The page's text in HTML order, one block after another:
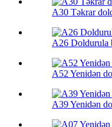
A30 Təkrar
A26 Doldurula
A52 Yenidən
A39 Yenidən